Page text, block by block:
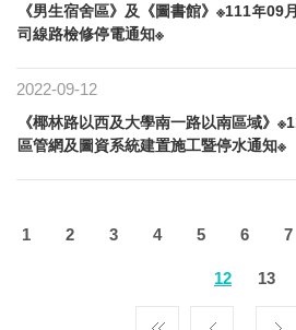
《男生宿舍區》及《圖書館》※111年09
司線路檢修停電通知※
2022-09-12
《椰林路以西及大學南一路以南區域》
區管網及圖資系統建置施工暨停水通知※
1 2 3 4 5 6 7
12 13